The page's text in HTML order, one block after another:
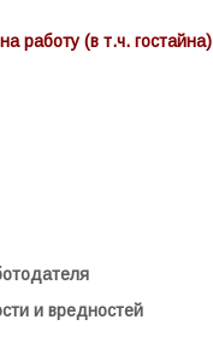
работу (в т.ч. гостайна)
и вредностей